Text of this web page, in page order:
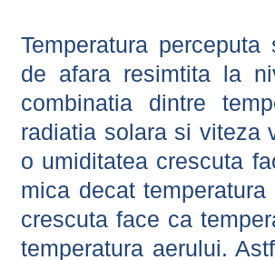
Temperatura
de afara resimtita la
combinatia dintre
radiatia solara si viteza
o umiditatea crescuta
mica decat
crescuta face ca
temperatura aerului.